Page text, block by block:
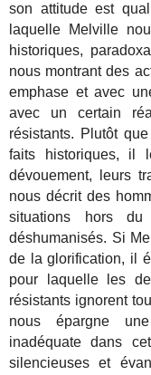
son attitude est
laquelle Melville
historiques,
nous montrant des
emphase et avec
avec un certain
résistants. Plutôt
faits historiques, il
dévouement, leurs
nous décrit des
situations hors
déshumanisés. Si
de la glorification, il
pour laquelle les
résistants ignorent
nous épargne
inadéquate dans
silencieuses et